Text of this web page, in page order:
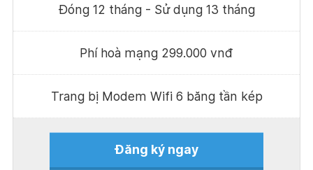
Đóng 12 tháng - Sử dụng 13 tháng
Phí hoà mạng 299.000 vnđ
Trang bị Modem Wifi 6 băng tần kép
Đăng ký ngay